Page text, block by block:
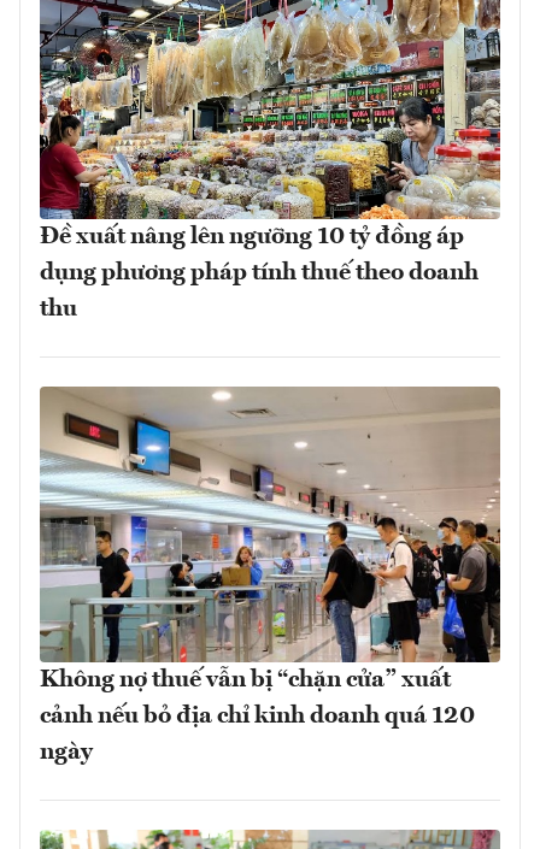
Đề xuất nâng lên ngưỡng 10 tỷ đồng áp
dụng phương pháp tính thuế theo doanh
thu
Không nợ thuế vẫn bị “chặn cửa” xuất
cảnh nếu bỏ địa chỉ kinh doanh quá 120
ngày